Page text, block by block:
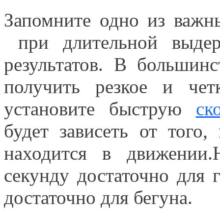
Запомните одно из
при длительной
результатов. В
получить резкое и
установите быструю
будет зависеть от
находится в
секунду достаточно
достаточно для бегуна.